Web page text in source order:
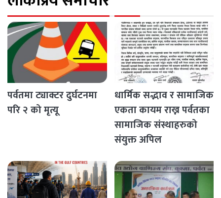
पर्वतमा ट्याक्टर दुर्घटनमा
परि २ को मृत्यू
धार्मिक सद्भाव र सामाजिक
एकता कायम राख्न पर्वतका
सामाजिक संस्थाहरुको
संयुक्त अपिल